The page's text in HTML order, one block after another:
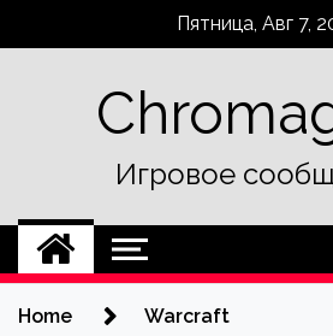
Пятница, Авг 7,
Игровое
Home Warcraft